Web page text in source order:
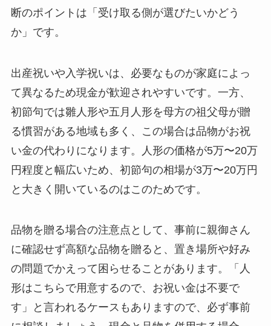
断のポイントは「受け取る側が選びたいかどう
か」です。
出産祝いや入学祝いは、必要なものが家庭によっ
て異なるため現金が歓迎されやすいです。一方、
初節句では雛人形や五月人形を母方の祖父母が贈
る慣習がある地域も多く、この場合は品物がお祝
い金の代わりになります。人形の価格が5万〜20万
円程度と幅広いため、初節句の相場が3万〜20万円
と大きく開いているのはこのためです。
品物を贈る場合の注意点として、事前に親御さん
に確認せず高額な品物を贈ると、置き場所や好み
の問題でかえって困らせることがあります。「人
形はこちらで用意するので、お祝い金は不要で
す」と言われるケースもありますので、必ず事前